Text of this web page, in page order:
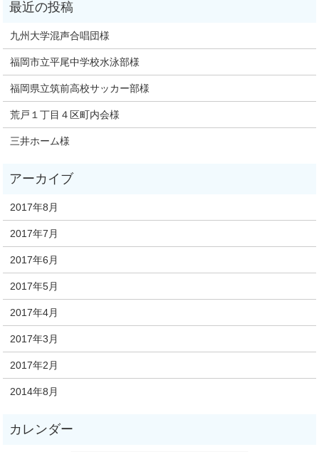
九州大学混声合唱団様
福岡市立平尾中学校水泳部様
福岡県立筑前高校サッカー部様
荒戸１丁目４区町内会様
三井ホーム様
2017年8月
2017年7月
2017年6月
2017年5月
2017年4月
2017年3月
2017年2月
2014年8月